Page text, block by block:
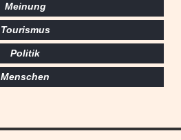
Meinung
Tourismus
Politik
Menschen